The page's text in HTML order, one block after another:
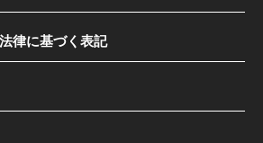
律に基づく表記